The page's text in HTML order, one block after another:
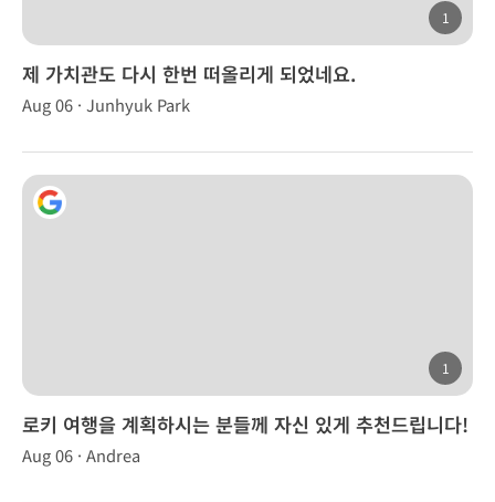
1
제 가치관도 다시 한번 떠올리게 되었네요.
Aug 06 · Junhyuk Park
1
로키 여행을 계획하시는 분들께 자신 있게 추천드립니다!
Aug 06 · Andrea